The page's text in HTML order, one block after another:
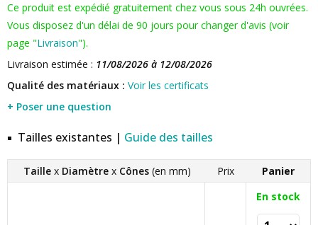
Ce produit est expédié gratuitement chez vous sous 24h ouvrées.
Vous disposez d'un délai de 90 jours pour changer d'avis (voir
page "Livraison").
Livraison estimée : 11/08/2026 à 12/08/2026
Qualité des matériaux : Voir les certificats
+ Poser une question
Tailles existantes | Guide des tailles
Taillex Diamètrex Cônes(en mm) Prix Panier
En stock